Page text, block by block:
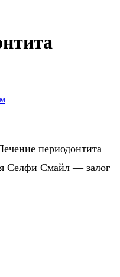
периодонтита
Селфи Смайл — залог